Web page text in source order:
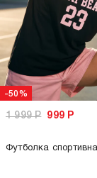
-50%
1 999Р 999 Р
Футболка